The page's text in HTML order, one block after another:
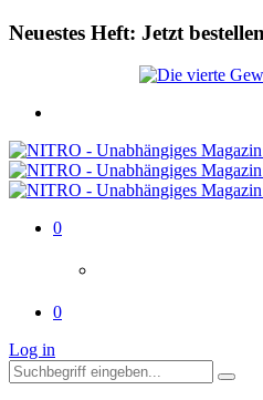
Neuestes Heft: Jetzt
0
0
Log in